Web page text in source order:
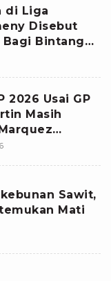
di Liga
Disebut
Bintang
2026 Usai GP
Masih
Sawit,
Mati